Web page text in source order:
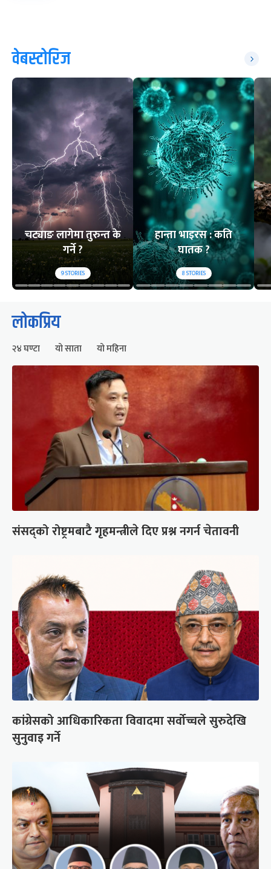
वेबस्टोरिज
चट्याङ लागेमा तुरुन्त के
गर्ने ?
9STORIES
हान्ता भाइरस : कति
घातक ?
8STORIES
लोकप्रिय
२४ घण्टा यो साता यो महिना
संसद्को रोष्ट्रमबाटै गृहमन्त्रीले दिए प्रश्न नगर्न चेतावनी
कांग्रेसको आधिकारिकता विवादमा सर्वोच्चले सुरुदेखि
सुनुवाइ गर्ने